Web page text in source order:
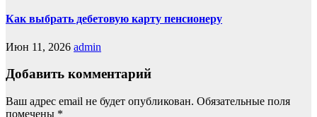
Как выбрать дебетовую карту пенсионеру
Июн 11, 2026 admin
Добавить комментарий
Ваш адрес email не будет опубликован. Обязательные поля
помечены *